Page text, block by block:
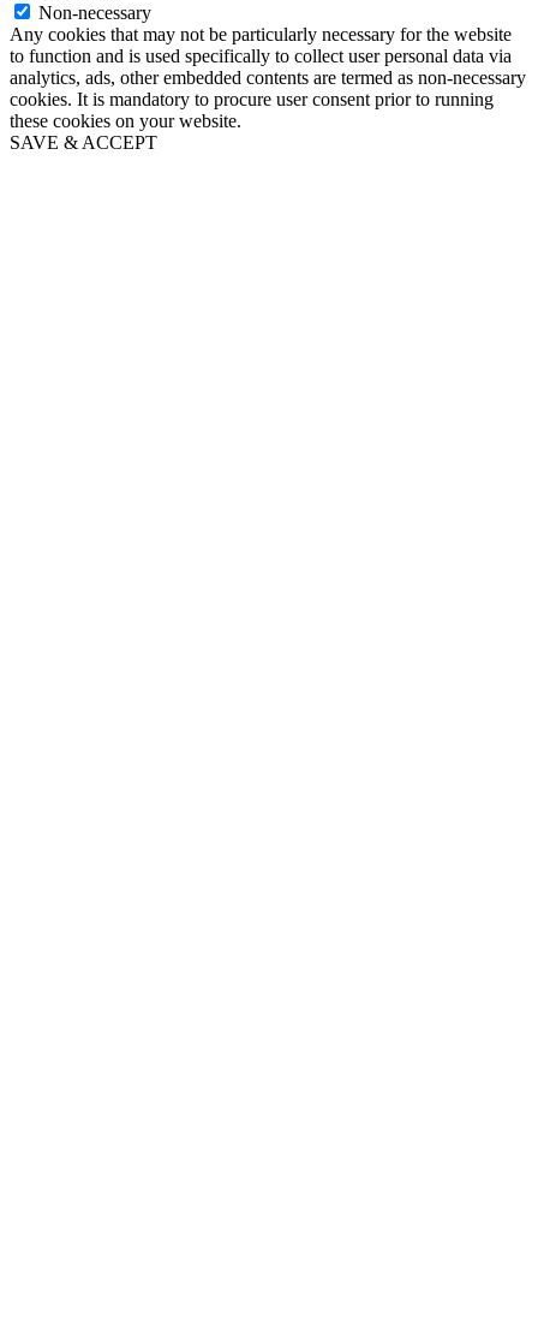
Non-necessary
Any cookies that may not be particularly necessary for the website
to function and is used specifically to collect user personal data via
analytics, ads, other embedded contents are termed as non-necessary
cookies. It is mandatory to procure user consent prior to running
these cookies on your website.
SAVE & ACCEPT